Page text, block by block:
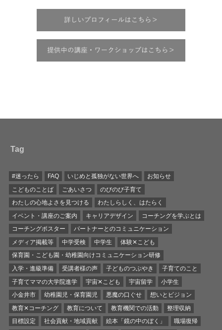
Tag
#迷ったら FAQ いじめと孤独がない世界へ
お知らせ
こどものことば
ごあいさつ
のびのび子育て
わたしの心地よさを見つける
わたしらしく、はたらく
イベント・講座のご案内
キャリアデザイン
コーチングを学ぶとは
コーチングポスター
パートナーとのコミュニケーション
メディア掲載等
中学受検 中学生
体験✕こども
保育園・こども園・幼稚園向けコミュニケーション研修
入学・進級準備
受講者様の声 子どものつぶやき
子育てのこと
子育てママの大学院進学
宇宙✕こども 宇宙留学
小学生
小金井市
幼稚園児・保育園児 悪魔の口ぐせ
想いとビジョン
教育✕コーチング
教育について 教育機関での活動
整理収納
目標設定
社会貢献・地域貢献 絵本「鏡の中のぼく」
職場復帰